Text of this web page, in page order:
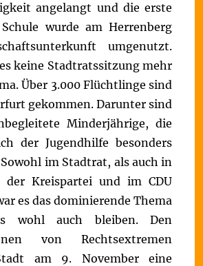
angelangt und die erste
wurde am Herrenberg
umgenutzt.
keine Stadtratssitzung mehr
Über 3.000 Flüchtlinge sind
gekommen. Darunter sind
Minderjährige, die
der Jugendhilfe besonders
im Stadtrat, als auch in
der Kreispartei und im CDU
es das dominierende Thema
wohl auch bleiben. Den
von Rechtsextremen
am 9. November eine